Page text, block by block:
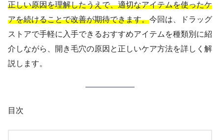
正しい原因を理解したうえで、適切なアイテムを使ったケ
アを続けることで改善が期待できます。今回は、ドラッグ
ストアで手軽に入手できるおすすめアイテムを種類別に紹
介しながら、開き毛穴の原因と正しいケア方法を詳しく解
説します。
目次